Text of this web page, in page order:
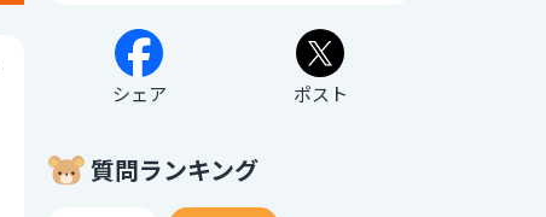
シェア ポスト
質問ランキング